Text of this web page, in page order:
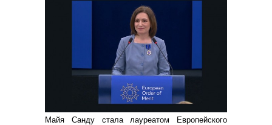
Майя Санду стала лауреатом Европейского